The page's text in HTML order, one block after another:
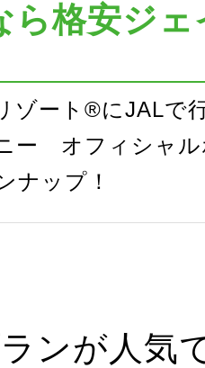
格安ジェ
ゾート®にJALで
ー オフィシャル
ナップ！
ンが人気